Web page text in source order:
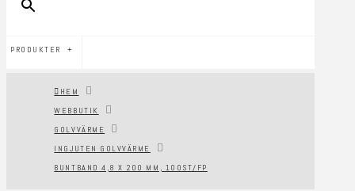
PRODUKTER
HEM
WEBBUTIK
GOLVVÄRME
INGJUTEN GOLVVÄRME
BUNTBAND 4,8 X 200 MM, 100ST/FP